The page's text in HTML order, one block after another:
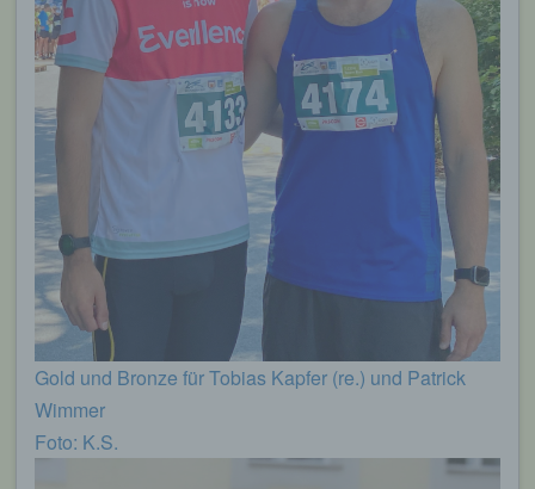
Gold und Bronze für Tobias Kapfer (re.) und Patrick
Wimmer
Foto: K.S.